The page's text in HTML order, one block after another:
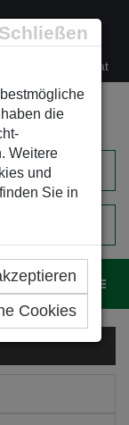
Schließen
die
Weitere
und
Sie in
Cookies
office@leso.at